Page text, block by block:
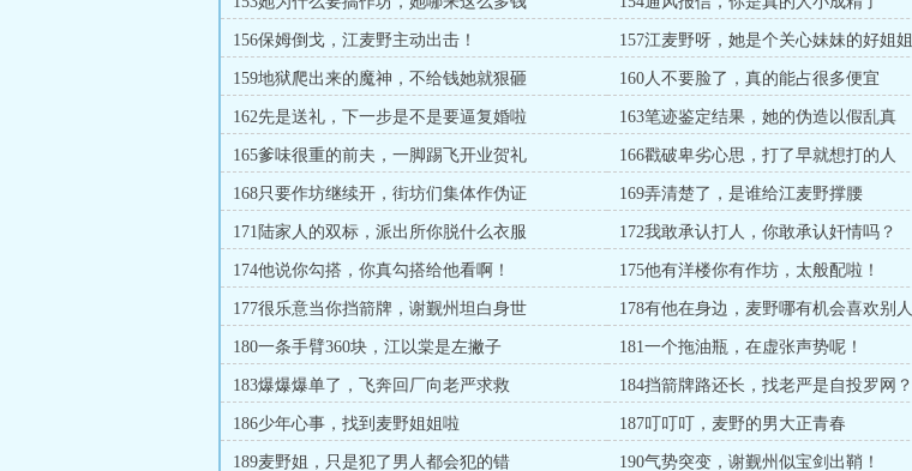
156保姆倒戈，江麦野主动出击！ 157江麦野呀，她是个关心妹妹的好姐姐
159地狱爬出来的魔神，不给钱她就狠砸 160人不要脸了，真的能占很多便宜
162先是送礼，下一步是不是要逼复婚啦 163笔迹鉴定结果，她的伪造以假乱真
165爹味很重的前夫，一脚踢飞开业贺礼 166戳破卑劣心思，打了早就想打的人
168只要作坊继续开，街坊们集体作伪证 169弄清楚了，是谁给江麦野撑腰
171陆家人的双标，派出所你脱什么衣服 172我敢承认打人，你敢承认奸情吗？
174他说你勾搭，你真勾搭给他看啊！ 175他有洋楼你有作坊，太般配啦！
177很乐意当你挡箭牌，谢觐州坦白身世 178有他在身边，麦野哪有机会喜欢别人
180一条手臂360块，江以棠是左撇子 181一个拖油瓶，在虚张声势呢！
183爆爆爆单了，飞奔回厂向老严求救 184挡箭牌路还长，找老严是自投罗网？
186少年心事，找到麦野姐姐啦 187叮叮叮，麦野的男大正青春
189麦野姐，只是犯了男人都会犯的错 190气势突变，谢觐州似宝剑出鞘！